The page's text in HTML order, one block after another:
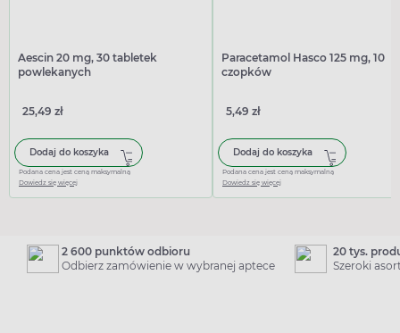
Aescin 20 mg, 30 tabletek
powlekanych
25,49 zł
Dodaj do koszyka
Podana cena jest ceną maksymalną
Dowiedz się więcej
Paracetamol Hasco 125 mg, 10
czopków
5,49 zł
Dodaj do koszyka
Podana cena jest ceną maksymalną
Dowiedz się więcej
2 600 punktów odbioru
Odbierz zamówienie w wybranej aptece
20 tys.
Szeroki